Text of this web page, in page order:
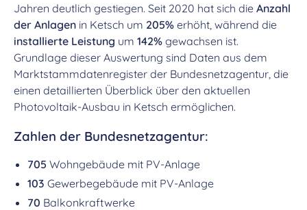
Jahren deutlich gestiegen. Seit 2020 hat sich die Anzahl
der Anlagen in Ketsch um 205% erhöht, während die
installierte Leistung um 142% gewachsen ist.
Grundlage dieser Auswertung sind Daten aus dem
Marktstammdatenregister der Bundesnetzagentur, die
einen detaillierten Überblick über den aktuellen
Photovoltaik-Ausbau in Ketsch ermöglichen.
Zahlen der Bundesnetzagentur:
705 Wohngebäude mit PV-Anlage
103 Gewerbegebäude mit PV-Anlage
70 Balkonkraftwerke